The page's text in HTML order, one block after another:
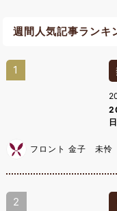
週間人気記事ランキ
1
フロント 金子 未怜
2